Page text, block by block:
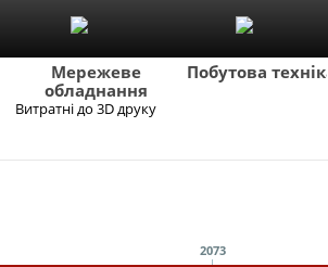
Мережеве
обладнання
Побутова техніка
Витратні до 3D друку
2073